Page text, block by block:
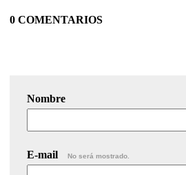
0 COMENTARIOS
Nombre
E-mail No será mostrado.